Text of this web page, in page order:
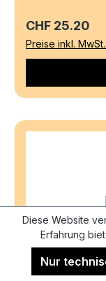
Regulärer
CHF 25.20
Preise inkl.
Diese Website
Erfahrung
Nur